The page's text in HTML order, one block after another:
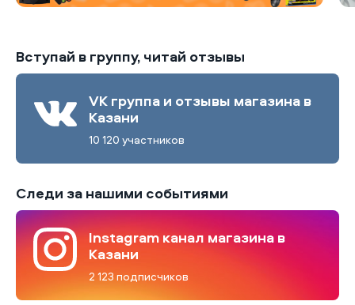
Вступай в группу, читай отзывы
VK группа и отзывы магазина в
Казани
10 120 участников
Следи за нашими событиями
Instagram канал магазина в
Казани
2 123 подписчиков